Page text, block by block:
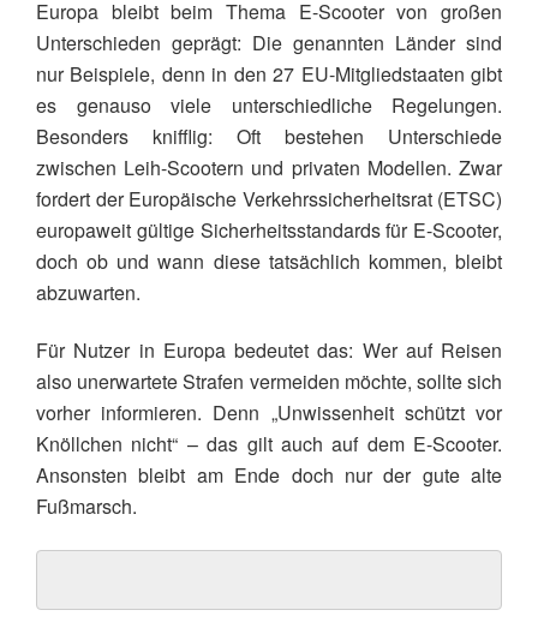
Europa bleibt beim Thema E-Scooter von großen
Unterschieden geprägt: Die genannten Länder sind
nur Beispiele, denn in den 27 EU-Mitgliedstaaten gibt
es genauso viele unterschiedliche Regelungen.
Besonders knifflig: Oft bestehen Unterschiede
zwischen Leih-Scootern und privaten Modellen. Zwar
fordert der Europäische Verkehrssicherheitsrat (ETSC)
europaweit gültige Sicherheitsstandards für E-Scooter,
doch ob und wann diese tatsächlich kommen, bleibt
abzuwarten.
Für Nutzer in Europa bedeutet das: Wer auf Reisen
also unerwartete Strafen vermeiden möchte, sollte sich
vorher informieren. Denn „Unwissenheit schützt vor
Knöllchen nicht“ – das gilt auch auf dem E-Scooter.
Ansonsten bleibt am Ende doch nur der gute alte
Fußmarsch.